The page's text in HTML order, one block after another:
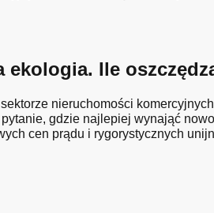
ekologia. Ile
nieruchomości
gdzie najlepiej wynająć
cen prądu i rygorystycznych